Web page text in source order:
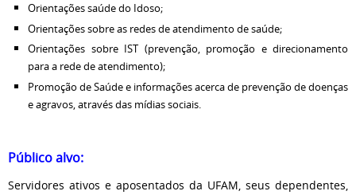
Orientações saúde do Idoso;
Orientações sobre as redes de atendimento de saúde;
Orientações sobre IST (prevenção, promoção e direcionamento
para a rede de atendimento);
Promoção de Saúde e informações acerca de prevenção de doenças
e agravos, através das mídias sociais.
Público alvo:
Servidores ativos e aposentados da UFAM, seus dependentes,